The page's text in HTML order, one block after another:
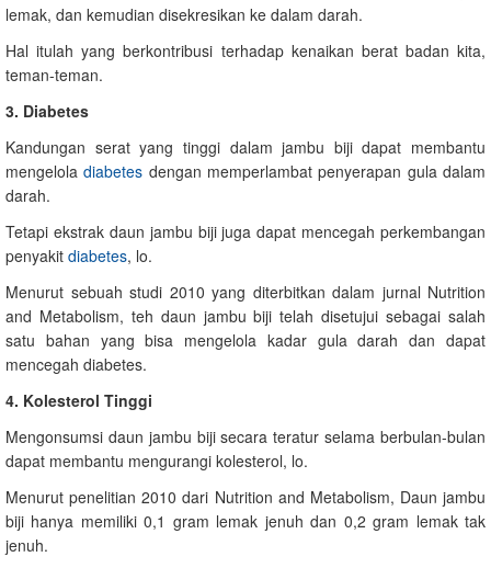
lemak, dan kemudian disekresikan ke dalam darah.
Hal itulah yang berkontribusi terhadap kenaikan berat badan kita,
teman-teman.
3. Diabetes
Kandungan serat yang tinggi dalam jambu biji dapat membantu
mengeloladiabetes dengan memperlambat penyerapan gula dalam
darah.
Tetapi ekstrak daun jambu biji juga dapat mencegah perkembangan
penyakit diabetes, lo.
Menurut sebuah studi 2010 yang diterbitkan dalam jurnal Nutrition
and Metabolism, teh daun jambu biji telah disetujui sebagai salah
satu bahan yang bisa mengelola kadar gula darah dan dapat
mencegah diabetes.
4. Kolesterol Tinggi
Mengonsumsi daun jambu biji secara teratur selama berbulan-bulan
dapat membantu mengurangi kolesterol, lo.
Menurut penelitian 2010 dari Nutrition and Metabolism, Daun jambu
biji hanya memiliki 0,1 gram lemak jenuh dan 0,2 gram lemak tak
jenuh.